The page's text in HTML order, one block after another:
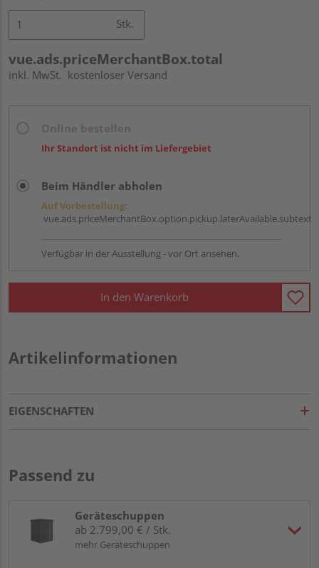
Stk.
vue.ads.priceMerchantBox.total
inkl. MwSt. kostenloser Versand
Ihr Standort ist nicht im Liefergebiet
Beim Händler abholen
Auf Vorbestellung:
vue.ads.priceMerchantBox.option.pickup.laterAvailable.subtext
Verfügbar in der Ausstellung - vor Ort ansehen.
In den Warenkorb
Artikelinformationen
EIGENSCHAFTEN
Passend zu
Geräteschuppen
ab 2.799,00 € / Stk.
mehr Geräteschuppen